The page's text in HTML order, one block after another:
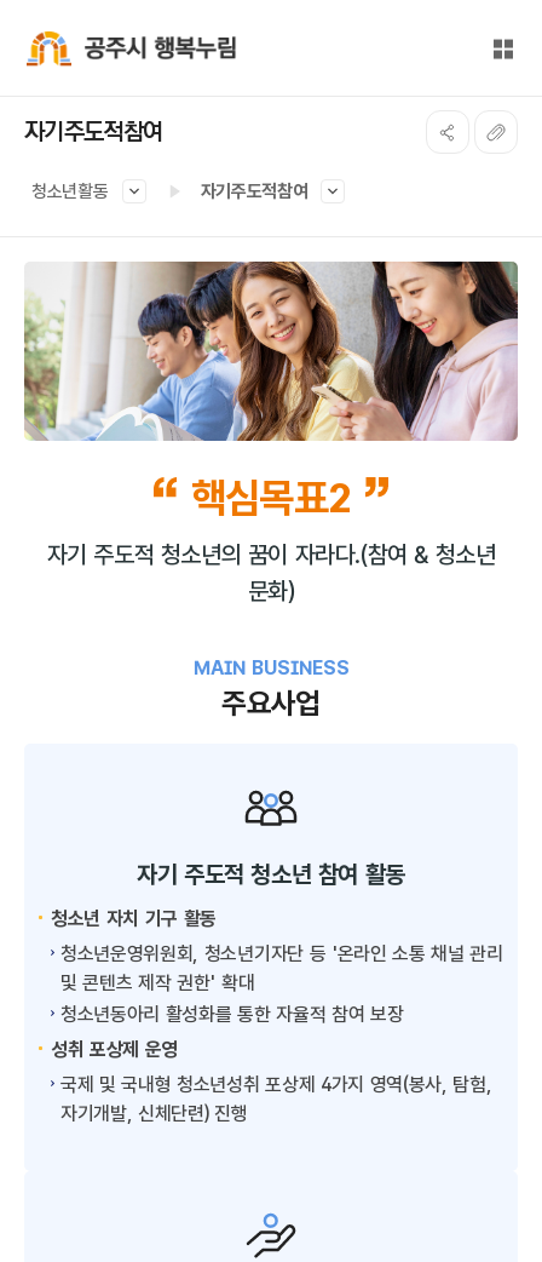
전체
자기주도적참여
청소년활동 자기주도적참여
핵심목표2
자기 주도적 청소년의 꿈이 자라다.(참여 & 청소년
문화)
MAIN BUSINESS
주요사업
자기 주도적 청소년 참여 활동
청소년 자치 기구 활동
청소년운영위원회, 청소년기자단 등 '온라인 소통 채널 관리
및 콘텐츠 제작 권한' 확대
청소년동아리 활성화를 통한 자율적 참여 보장
성취 포상제 운영
국제 및 국내형 청소년성취 포상제 4가지 영역(봉사, 탐험,
자기개발, 신체단련) 진행